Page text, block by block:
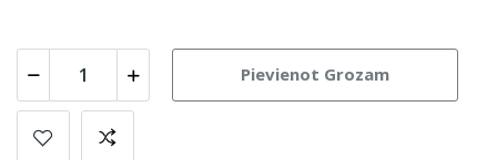
Pievienot Grozam